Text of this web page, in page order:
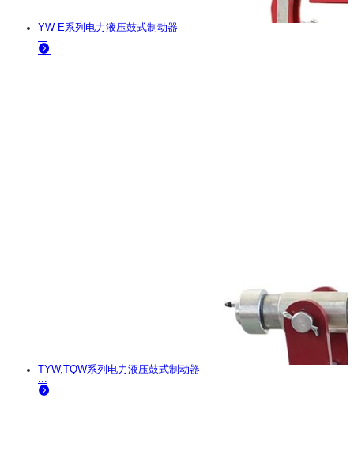
YW-E系列电力液压鼓式制动器
...
TYW,TQW系列电力液压鼓式制动器
...